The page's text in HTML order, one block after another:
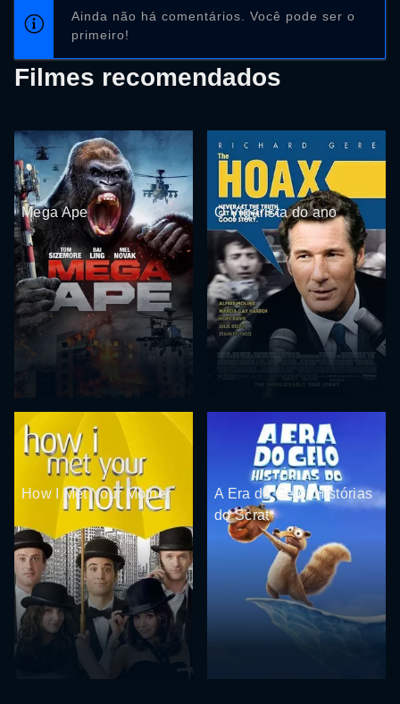
Ainda não há comentários. Você pode ser o
primeiro!
Filmes recomendados
Mega Ape O Vigarista do ano
How I Met Your Mother
A Era do Gelo: Histórias
do Scrat